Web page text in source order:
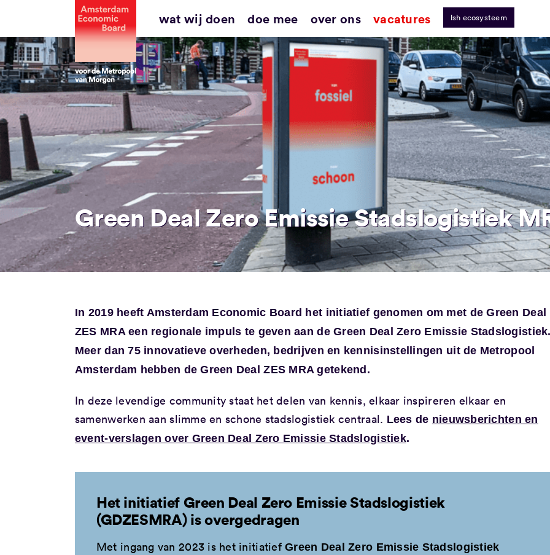
inhoud
wat wij doen doe mee over ons vacatures lsh ecosysteem
Green Deal Zero Emissie Stadslogistiek
In 2019 heeft Amsterdam Economic Board het initiatief genomen om met de Green Deal
ZES MRA een regionale impuls te geven aan de Green Deal Zero Emissie
Meer dan 75 innovatieve overheden, bedrijven en kennisinstellingen uit de Metropool
Amsterdam hebben de Green Deal ZES MRA getekend.
In deze levendige community staat het delen van kennis, elkaar inspireren elkaar en
samenwerken aan slimme en schone stadslogistiek centraal. Lees de nieuwsberichten en
event-verslagen over Green Deal Zero Emissie Stadslogistiek.
Het initiatief Green Deal Zero Emissie Stadslogistiek
(GDZESMRA) is overgedragen
Met ingang van 2023 is het initiatiefGreen Deal Zero Emissie Stadslogistiek